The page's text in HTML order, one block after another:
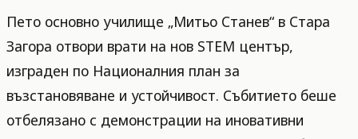
Пето основно училище „Митьо Станев“ в Стара
Загора отвори врати на нов STEM център,
изграден по Националния план за
възстановяване и устойчивост. Събитието беше
отбелязано с демонстрации на иновативни